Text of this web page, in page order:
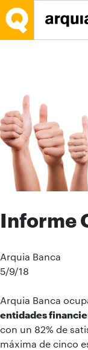
Salta al contingut
Informe
Arquia Banca
5/9/18
Arquia Banca
entidades
con un 82% de
máxima de cinco